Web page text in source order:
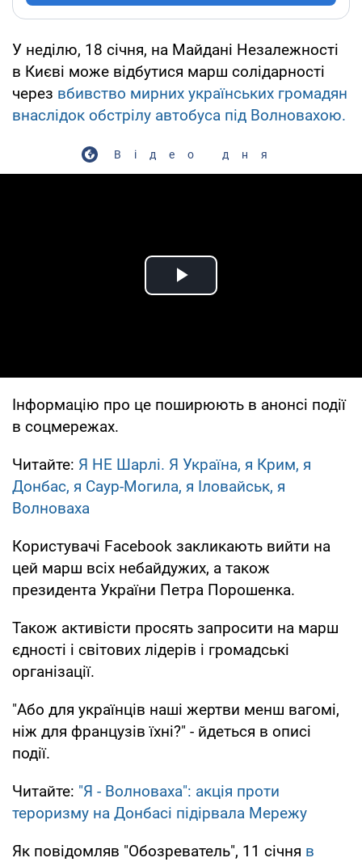
У неділю, 18 січня, на Майдані Незалежності
в Києві може відбутися марш солідарності
через вбивство мирних українських громадян
внаслідок обстрілу автобуса під Волновахою.
Відео дня
Play Video
Інформацію про це поширюють в анонсі події
в соцмережах.
Читайте: Я НЕ Шарлі. Я Україна, я Крим, я
Донбас, я Саур-Могила, я Іловайськ, я
Волноваха
Користувачі Facebook закликають вийти на
цей марш всіх небайдужих, а також
президента України Петра Порошенка.
Також активісти просять запросити на марш
єдності і світових лідерів і громадські
організації.
"Або для українців наші жертви менш вагомі,
ніж для французів їхні?" - йдеться в описі
події.
Читайте: "Я - Волноваха": акція проти
тероризму на Донбасі підірвала Мережу
Як повідомляв "Обозреватель", 11 січня в